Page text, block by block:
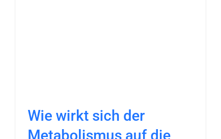
Wie wirkt sich der
Metabolismus auf die